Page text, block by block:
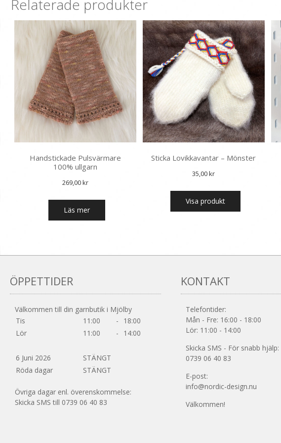
De
olika
alternativen
kan
på
produktsidan
De
olika
alternativen
kan
väljas
på
produktsidan
Relaterade produkter
Handstickade Pulsvärmare
100% ullgarn
269,00kr
Läs mer
Sticka Lovikkavantar – Mönster
35,00kr
Visa produkt
ÖPPETTIDER
Välkommen till din garnbutik i Mjölby
Tis
11:00 -
18:00
Lör
11:00 - 14:00
6 Juni 2026
STÄNGT
Röda dagar
STÄNGT
Övriga dagar enl. överenskommelse:
Skicka SMS till 0739 06 40 83
KONTAKT
Telefontider:
Mån - Fre: 16:00 - 18:00
Lör: 11:00 - 14:00
Skicka SMS - För snabb hjälp:
0739 06 40 83
E-post:
info@nordic-design.nu
Välkommen!